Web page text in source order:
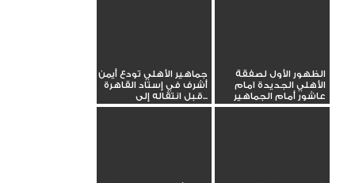
الظهور الأول لصفقة
الأهلي الجديدة امام
عاشور أمام الجماهير
جماهير الأهلي تودع أيمن
أشرف في إستاد القاهرة
قبل انتقاله إلى...